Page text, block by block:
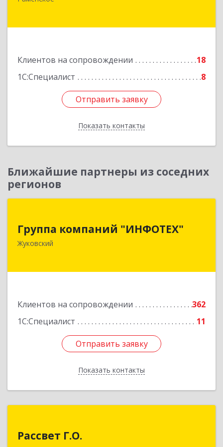
Клиентов на сопровождении
18
1С:Специалист
8
Отправить заявку
Показать контакты
Гжельского Кирпичного Завода п, дом № 11,
Отправить заявку
Назад
Ближайшие партнеры из соседних
регионов
Группа компаний "ИНФОТЕХ"
Жуковский
Клиентов на сопровождении
362
1С:Специалист
11
Отправить заявку
Показать контакты
140180, Московская обл, Жуковский г, Чкалова
Подробнее
Отправить заявку
Назад
Рассвет Г.О.